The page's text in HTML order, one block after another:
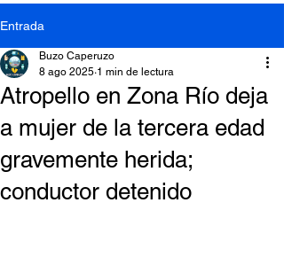
Entrada
Atropello en Zona Río deja
a mujer de la tercera edad
gravemente herida;
conductor detenido
Buzo Caperuzo
8 ago 2025 1 min de lectura